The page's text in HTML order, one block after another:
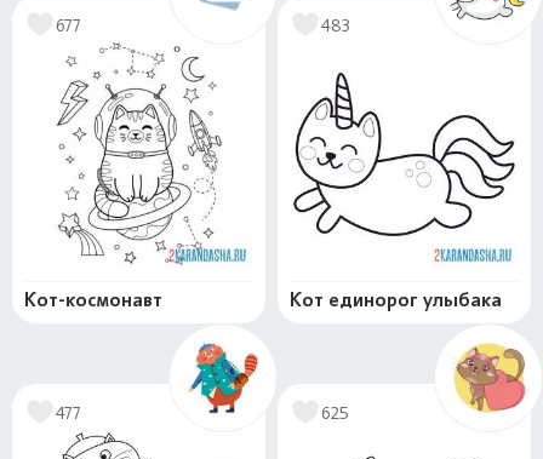
677
Кот-космонавт
483
Кот единорог улыбака
477 625